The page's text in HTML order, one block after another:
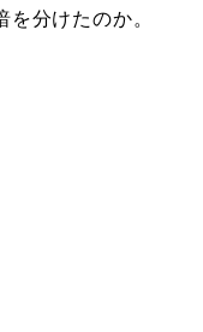
分けたのか。